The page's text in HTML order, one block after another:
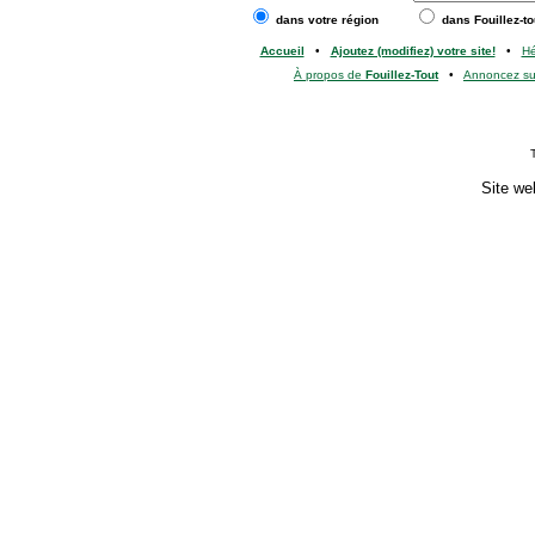
dans votre région dans Fouillez-
Accueil • Ajoutez (modifiez) votre site!•
À propos de Fouillez-Tout• Annoncez
Site